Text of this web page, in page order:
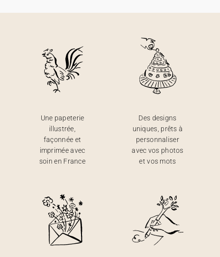
Une papeterie
illustrée,
façonnée et
imprimée avec
soin en France
Des designs
uniques, prêts à
personnaliser
avec vos photos
et vos mots